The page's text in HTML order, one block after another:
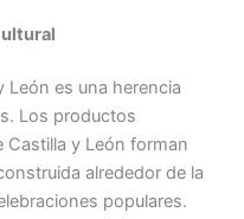
León es una herencia
Los productos
y León forman
alrededor de la
populares.